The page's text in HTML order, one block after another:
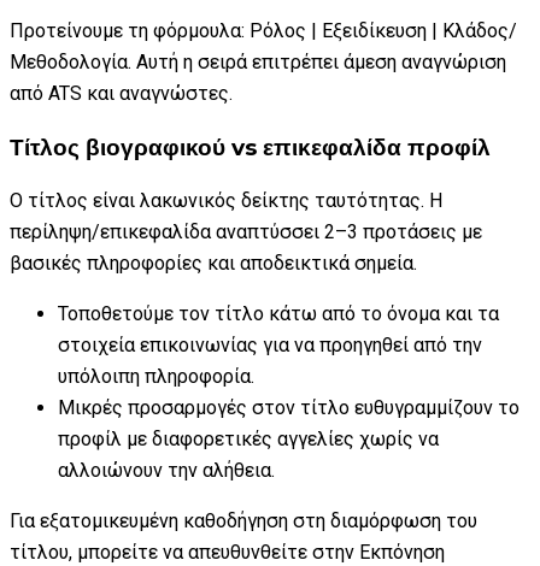
Προτείνουμε τη φόρμουλα: Ρόλος | Εξειδίκευση | Κλάδος/
Μεθοδολογία. Αυτή η σειρά επιτρέπει άμεση αναγνώριση
από ATS και αναγνώστες.
Τίτλος βιογραφικού vs επικεφαλίδα προφίλ
Ο τίτλος είναι λακωνικός δείκτης ταυτότητας. Η
περίληψη/επικεφαλίδα αναπτύσσει 2–3 προτάσεις με
βασικές πληροφορίες και αποδεικτικά σημεία.
Τοποθετούμε τον τίτλο κάτω από το όνομα και τα
στοιχεία επικοινωνίας για να προηγηθεί από την
υπόλοιπη πληροφορία.
Μικρές προσαρμογές στον τίτλο ευθυγραμμίζουν το
προφίλ με διαφορετικές αγγελίες χωρίς να
αλλοιώνουν την αλήθεια.
Για εξατομικευμένη καθοδήγηση στη διαμόρφωση του
τίτλου, μπορείτε να απευθυνθείτε στην Εκπόνηση